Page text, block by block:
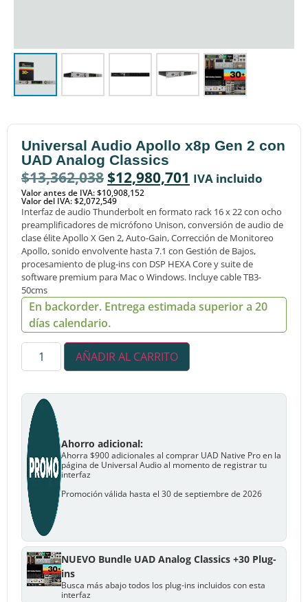
Universal Audio Apollo x8p Gen 2 con
UAD Analog Classics
$13,362,038 $12,980,701 IVA incluido
Valor antes de IVA: $10,908,152
Valor del IVA: $2,072,549
Interfaz de audio Thunderbolt en formato rack 16 x 22 con ocho
preamplificadores de micrófono Unison, conversión de audio de
clase élite Apollo X Gen 2, Auto-Gain, Corrección de Monitoreo
Apollo, sonido envolvente hasta 7.1 con Gestión de Bajos,
procesamiento de plug-ins con DSP HEXA Core y suite de
software premium para Mac o Windows. Incluye cable TB3-
50cms
En backorder. Entrega estimada superior a 20
días calendario.
AÑADIR AL CARRITO
Ahorro adicional:
Ahorra $900 adicionales al comprar UAD Native Pro en la
página de Universal Audio al momento de registrar tu
interfaz
Promoción válida hasta el 30 de septiembre de 2026
NUEVO Bundle UAD Analog Classics +30 Plug-
ins
Busca más abajo todos los plug-ins incluidos con esta
interfaz